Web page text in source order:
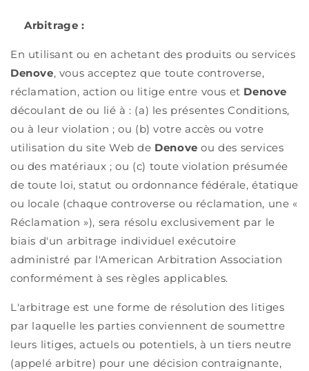
Arbitrage :
En utilisant ou en achetant des produits ou services
Denove, vous acceptez que toute controverse,
réclamation, action ou litige entre vous et Denove
découlant de ou lié à : (a) les présentes Conditions,
ou à leur violation ; ou (b) votre accès ou votre
utilisation du site Web de Denove ou des services
ou des matériaux ; ou (c) toute violation présumée
de toute loi, statut ou ordonnance fédérale, étatique
ou locale (chaque controverse ou réclamation, une «
Réclamation »), sera résolu exclusivement par le
biais d'un arbitrage individuel exécutoire
administré par l'American Arbitration Association
conformément à ses règles applicables.
L'arbitrage est une forme de résolution des litiges
par laquelle les parties conviennent de soumettre
leurs litiges, actuels ou potentiels, à un tiers neutre
(appelé arbitre) pour une décision contraignante,